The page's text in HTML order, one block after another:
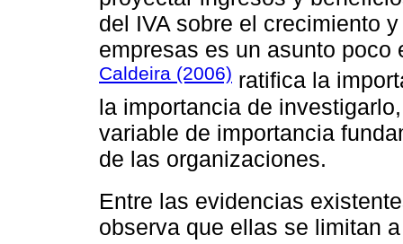
del IVA sobre el crecimiento
empresas es un asunto
Caldeira (2006) ratifica la
la importancia de
variable de importancia
de las organizaciones.
Entre las evidencias
observa que ellas se limitan